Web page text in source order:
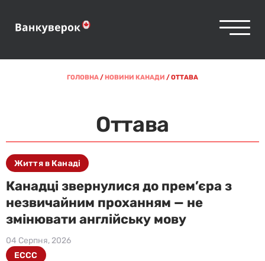
ГОЛОВНА/НОВИНИ КАНАДИ /ОТТАВА
Оттава
Канадці звернулися до прем’єра з
незвичайним проханням — не
змінювати англійську мову
04 Серпня, 2026
Життя в Канаді
ECCC